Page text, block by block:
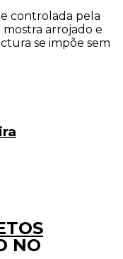
controlada pela
arrojado e
se impõe sem
NO